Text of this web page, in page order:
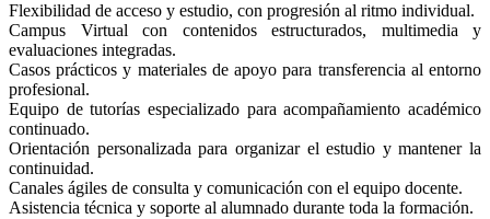
Flexibilidad de acceso y estudio, con progresión al ritmo individual.
Campus Virtual con contenidos estructurados, multimedia y
evaluaciones integradas.
Casos prácticos y materiales de apoyo para transferencia al entorno
profesional.
Equipo de tutorías especializado para acompañamiento académico
continuado.
Orientación personalizada para organizar el estudio y mantener la
continuidad.
Canales ágiles de consulta y comunicación con el equipo docente.
Asistencia técnica y soporte al alumnado durante toda la formación.